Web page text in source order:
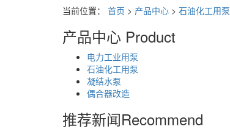
当前位置： 首页 > 产品中心 > 石油化工用泵
产品中心 Product
电力工业用泵
石油化工用泵
凝结水泵
偶合器改造
推荐新闻Recommend